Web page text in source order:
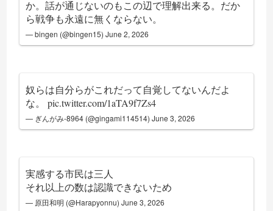
か。話が通じないのもこの辺で理解出来る。だか
ら戦争も永遠に無くならない。
— bingen (@bingen15)June 2, 2026
奴らは自分らがこれだって自覚してないんだよ
な。pic.twitter.com/1aTA9f7Zs4
— ぎんがみ-8964 (@gingami114514)June 3, 2026
実感する市民は三人
それ以上の数は認識できないため
— 原田和明 (@Harapyonnu)June 3, 2026